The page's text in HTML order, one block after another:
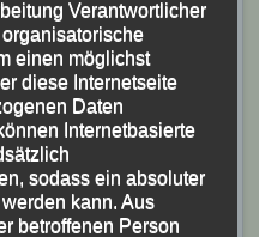
Teams (v.li.) Stephan
Verantwortlicher
einen möglichst
diese Internetseite
Daten
Internetbasierte
sodass ein absoluter
kann. Aus
betroffenen Person